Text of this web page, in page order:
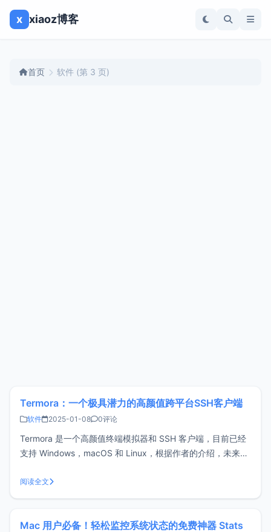
x xiaoz博客
首页 软件 (第 3 页)
Termora：一个极具潜力的高颜值跨平台SSH客户端
软件 2025-01-08 0评论
Termora 是一个高颜值终端模拟器和 SSH 客户端，目前已经
支持 Windows，macOS 和 Linux，根据作者的介绍，未来还
源。Termora功能特点支持 SSH 和本地终端支持 SFTP 文件
传输支持 Windo
阅读全文
Mac 用户必备！轻松监控系统状态的免费神器 Stats